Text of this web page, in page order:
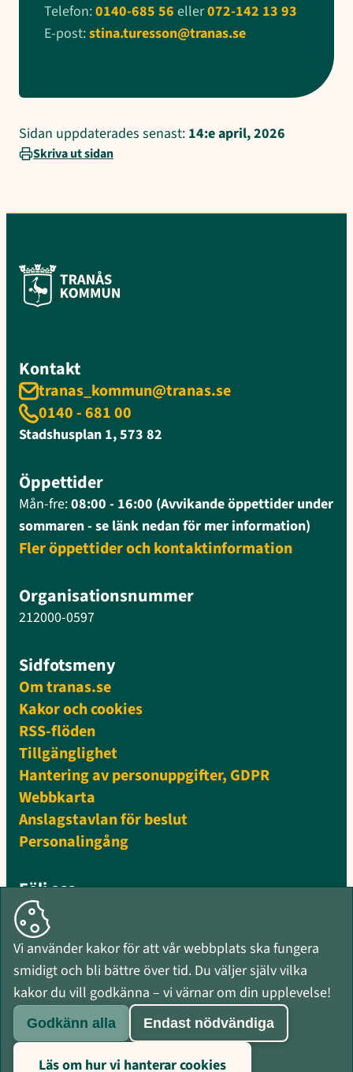
Telefon:0140-685 56 eller072-142 13 93
E-post:stina.turesson@tranas.se
Sidan uppdaterades senast: 14:e april, 2026
Skriva ut sidan
Kontakt
tranas_kommun@tranas.se
0140 - 681 00
Stadshusplan 1, 573 82
Öppettider
Mån-fre:08:00 - 16:00 (Avvikande öppettider under
sommaren - se länk nedan för mer information)
Fler öppettider och kontaktinformation
Organisationsnummer
212000-0597
Sidfotsmeny
Om tranas.se
Kakor och cookies
RSS-flöden
Tillgänglighet
Hantering av personuppgifter, GDPR
Webbkarta
Anslagstavlan för beslut
Personalingång
Följ oss
Facebook
Instagram
Mynewsdesk
RSS-flöden
Vi använder kakor för att vår webbplats ska fungera
smidigt och bli bättre över tid. Du väljer själv vilka
kakor du vill godkänna – vi värnar om din upplevelse!
Godkänn alla Endast nödvändiga
Läs om hur vi hanterar cookies